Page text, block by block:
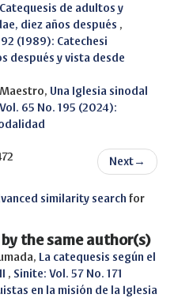
Catequesis de adultos y
diez años después ,
(1989): Catechesi
después y vista desde
Maestro, Una Iglesia sinodal
65 No. 195 (2024):
Next →
similarity search for
the same author(s)
La catequesis según el
, Sinite: Vol. 57 No. 171
en la misión de la Iglesia